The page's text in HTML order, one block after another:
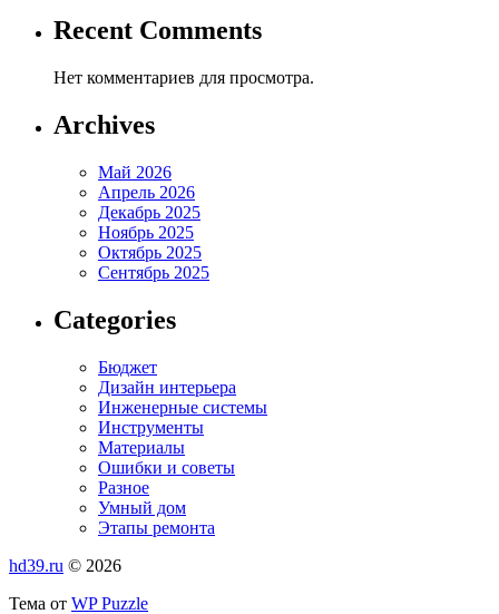
Recent Comments
Нет комментариев для просмотра.
Archives
Май 2026
Апрель 2026
Декабрь 2025
Ноябрь 2025
Октябрь 2025
Сентябрь 2025
Categories
Бюджет
Дизайн интерьера
Инженерные системы
Инструменты
Материалы
Ошибки и советы
Разное
Умный дом
Этапы ремонта
hd39.ru © 2026
Тема от WP Puzzle